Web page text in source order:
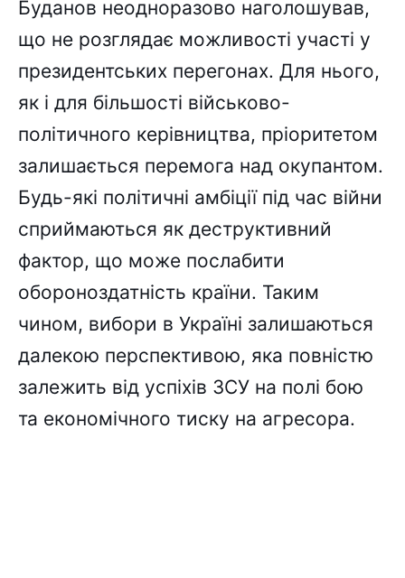
Буданов неодноразово наголошував,
що не розглядає можливості участі у
президентських перегонах. Для нього,
як і для більшості військово-
політичного керівництва, пріоритетом
залишається перемога над окупантом.
Будь-які політичні амбіції під час війни
сприймаються як деструктивний
фактор, що може послабити
обороноздатність країни. Таким
чином, вибори в Україні залишаються
далекою перспективою, яка повністю
залежить від успіхів ЗСУ на полі бою
та економічного тиску на агресора.